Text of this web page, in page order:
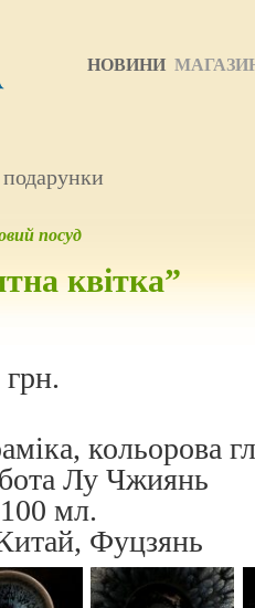
НОВИНИ
подарунки
посуд
квiтка”
кольорова
Лу Чжиянь
мл.
Фуцзянь